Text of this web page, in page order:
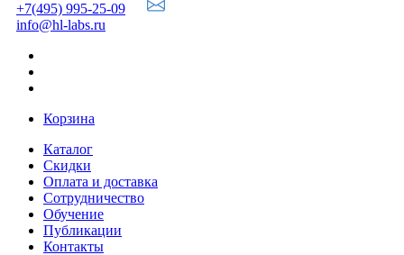
+7(495) 995-25-09
info@hl-labs.ru
Корзина
Каталог
Скидки
Оплата и доставка
Сотрудничество
Обучение
Публикации
Контакты